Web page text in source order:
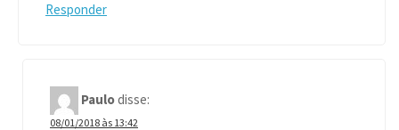
Responder
Paulodisse:
08/01/2018 às 13:42